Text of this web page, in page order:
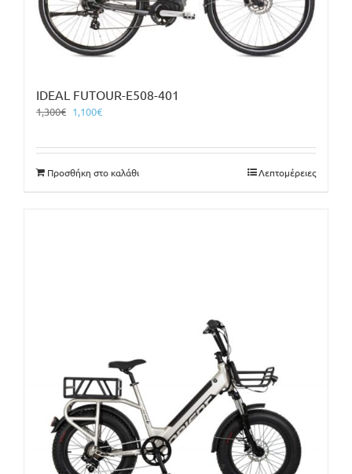
IDEAL FUTOUR-E508-401
1,300€ Original
1,300€.
1,100€Η
είναι:
1,100€.
Προσθήκη στο καλάθι Λεπτομέρειες